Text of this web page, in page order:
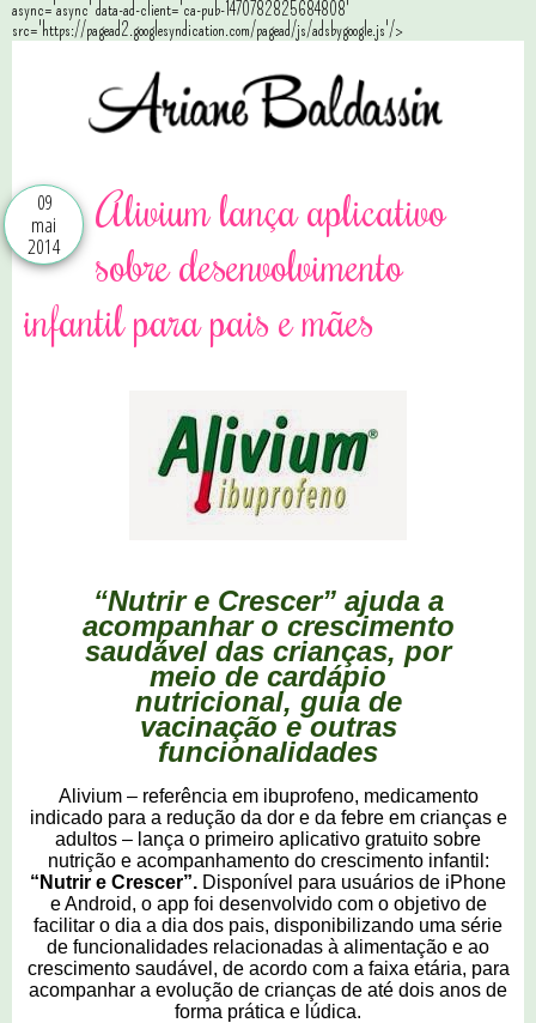
async='async' data-ad-client='ca-pub-1470782825684808'
src='https://pagead2.googlesyndication.com/pagead/js/adsbygoogle.js'/>
09
mai
2014
Alivium lança aplicativo
sobre desenvolvimento
infantil para pais e mães
“Nutrir e Crescer” ajuda a
acompanhar o crescimento
saudável das crianças, por
meio de cardápio
nutricional, guia de
vacinação e outras
funcionalidades
Alivium – referência em ibuprofeno, medicamento
indicado para a redução da dor e da febre em crianças e
adultos – lança o primeiro aplicativo gratuito sobre
nutrição e acompanhamento do crescimento infantil:
“Nutrir e Crescer”. Disponível para usuários de iPhone
e Android, o app foi desenvolvido com o objetivo de
facilitar o dia a dia dos pais, disponibilizando uma série
de funcionalidades relacionadas à alimentação e ao
crescimento saudável, de acordo com a faixa etária, para
acompanhar a evolução de crianças de até dois anos de
forma prática e lúdica.